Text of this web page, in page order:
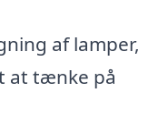
af lamper,
at tænke på